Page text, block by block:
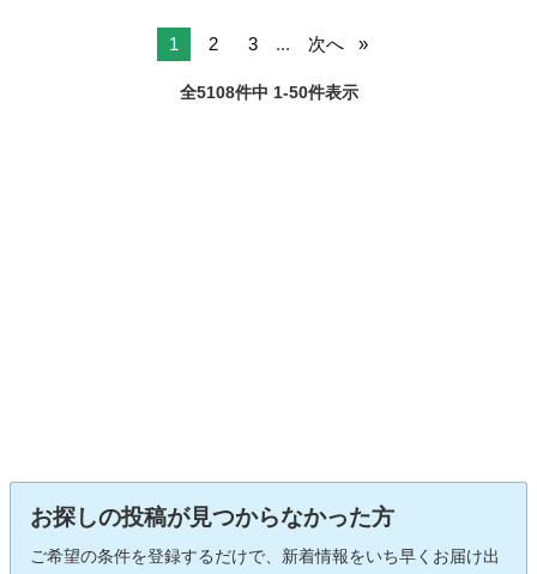
1 2 3 ... 次へ
全5108件中 1-50件表示
お探しの投稿が見つからなかった方
ご希望の条件を登録するだけで、新着情報をいち早くお届け出